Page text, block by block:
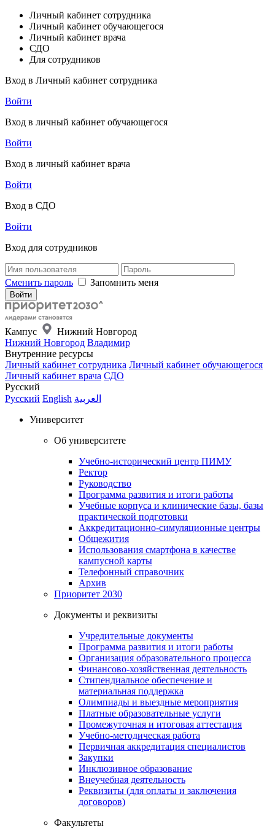
Личный кабинет сотрудника
Личный кабинет обучающегося
Личный кабинет врача
СДО
Для сотрудников
Вход в Личный кабинет сотрудника
Войти
Вход в личный кабинет обучающегося
Войти
Вход в личный кабинет врача
Войти
Вход в СДО
Войти
Вход для сотрудников
Сменить пароль Запомнить меня
Кампус
Нижний Новгород
Нижний Новгород Владимир
Внутренние ресурсы
Личный кабинет сотрудника Личный кабинет обучающегося
Личный кабинет врача СДО
Русский
Русский English العربية
Университет
Об университете
Учебно-исторический центр ПИМУ
Ректор
Руководство
Программа развития и итоги работы
Учебные корпуса и клинические базы, базы
практической подготовки
Аккредитационно-симуляционные центры
Общежития
Использования смартфона в качестве
кампусной карты
Телефонный справочник
Архив
Приоритет 2030
Документы и реквизиты
Учредительные документы
Программа развития и итоги работы
Организация образовательного процесса
Финансово-хозяйственная деятельность
Стипендиальное обеспечение и
материальная поддержка
Олимпиады и выездные мероприятия
Платные образовательные услуги
Промежуточная и итоговая аттестация
Учебно-методическая работа
Первичная аккредитация специалистов
Закупки
Инклюзивное образование
Внеучебная деятельность
Реквизиты (для оплаты и заключения
договоров)
Факультеты